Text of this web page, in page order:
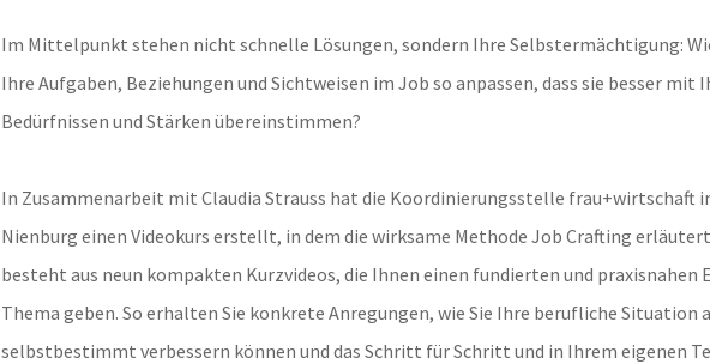
Im Mittelpunkt stehen nicht schnelle Lösungen, sondern Ihre Selbstermächtigung:
Ihre Aufgaben, Beziehungen und Sichtweisen im Job so anpassen, dass sie besser mit
Bedürfnissen und Stärken übereinstimmen?
In Zusammenarbeit mit Claudia Strauss hat die Koordinierungsstelle frau+wirtschaft
Nienburg einen Videokurs erstellt, in dem die wirksame Methode Job Crafting
besteht aus neun kompakten Kurzvideos, die Ihnen einen fundierten und praxisnahen
Thema geben. So erhalten Sie konkrete Anregungen, wie Sie Ihre berufliche Situation
selbstbestimmt verbessern können und das Schritt für Schritt und in Ihrem eigenen